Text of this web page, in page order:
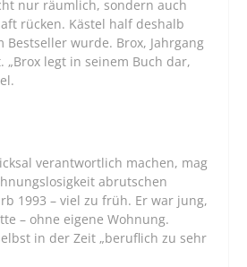
nur räumlich, sondern auch
rücken. Kästel half deshalb
wurde. Brox, Jahrgang
legt in seinem Buch dar,
verantwortlich machen, mag
abrutschen
1993 – viel zu früh. Er war jung,
– ohne eigene Wohnung.
in der Zeit „beruflich zu sehr